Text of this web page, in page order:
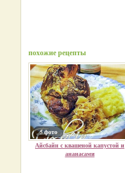
похожие рецепты
5 фото
Айсбайн с квашеной капустой и
ананасами